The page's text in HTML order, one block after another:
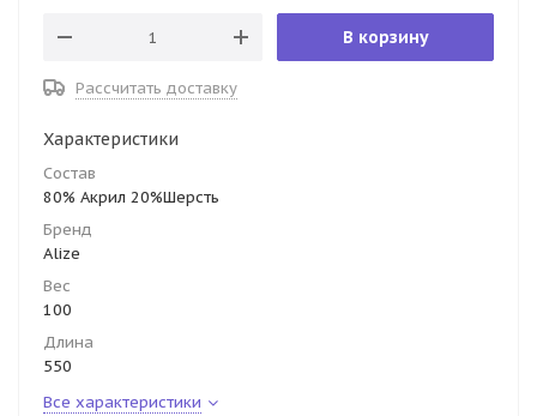
В корзину
Рассчитать доставку
Характеристики
Состав
80% Акрил 20%Шерсть
Бренд
Alize
Вес
100
Длина
550
Все характеристики